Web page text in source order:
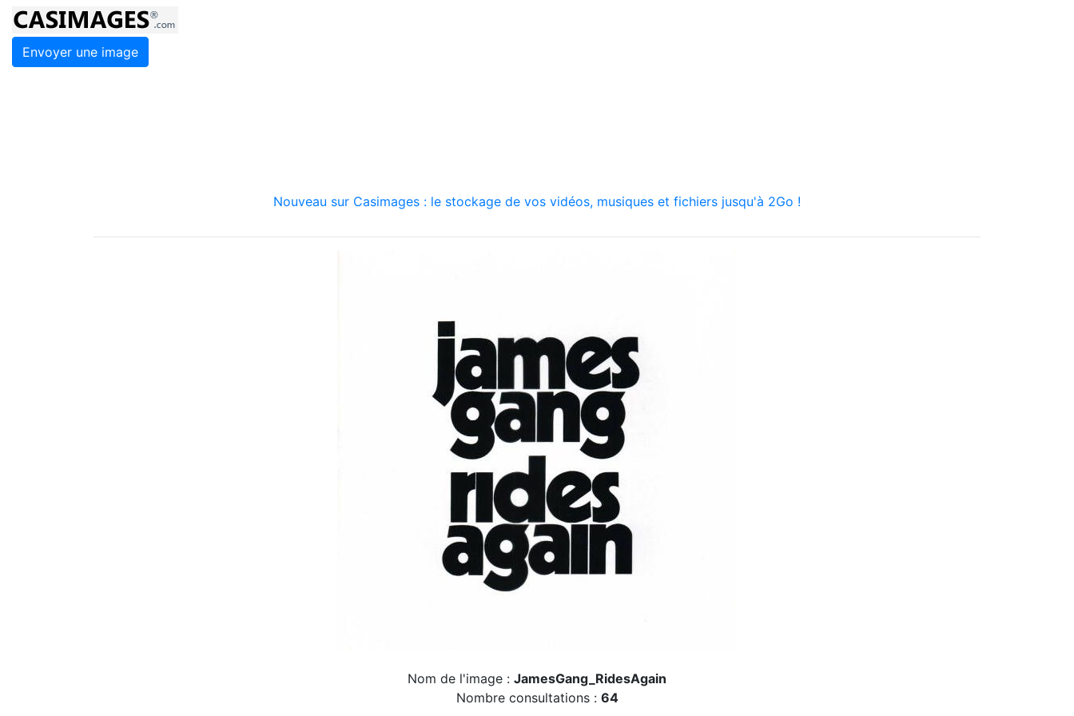
Envoyer une image
Nouveau sur Casimages : le stockage de vos vidéos, musiques et fichiers jusqu'à 2Go !
Nom de l'image : JamesGang_RidesAgain
Nombre consultations : 64